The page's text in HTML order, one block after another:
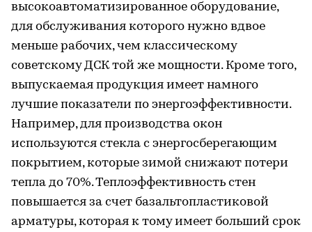
высокоавтоматизированное оборудование,
для обслуживания которого нужно вдвое
меньше рабочих, чем классическому
советскому ДСК той же мощности. Кроме того,
выпускаемая продукция имеет намного
лучшие показатели по энергоэффективности.
Например, для производства окон
используются стекла с энергосберегающим
покрытием, которые зимой снижают потери
тепла до 70%. Теплоэффективность стен
повышается за счет базальтопластиковой
арматуры, которая к тому имеет больший срок